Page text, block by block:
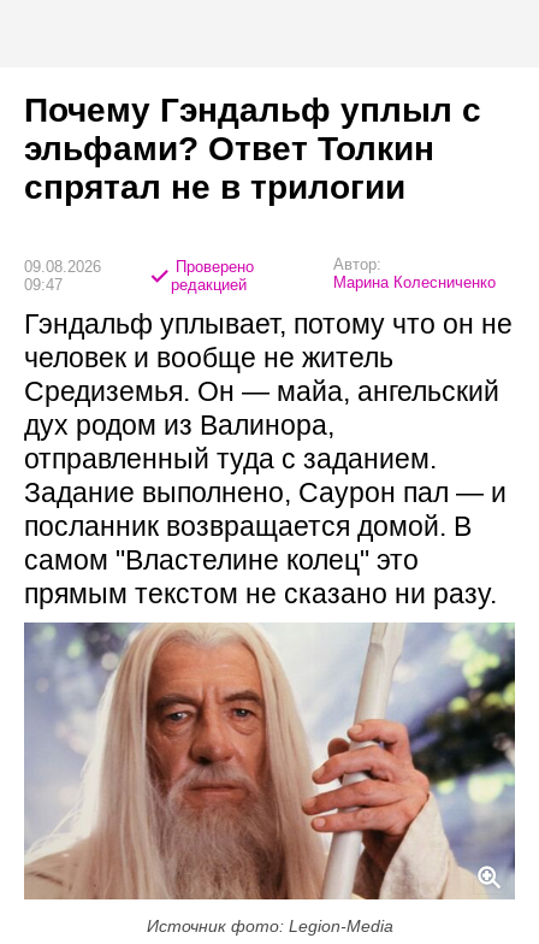
Почему Гэндальф уплыл с
эльфами? Ответ Толкин
спрятал не в трилогии
09.08.2026
09:47
Проверено
редакцией
Автор:
Марина Колесниченко
Гэндальф уплывает, потому что он не
человек и вообще не житель
Средиземья. Он — майа, ангельский
дух родом из Валинора,
отправленный туда с заданием.
Задание выполнено, Саурон пал — и
посланник возвращается домой. В
самом "Властелине колец" это
прямым текстом не сказано ни разу.
Источник фото: Legion-Media